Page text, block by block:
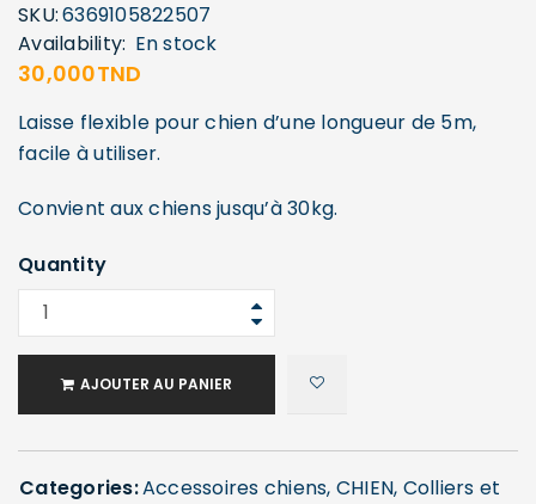
SKU:6369105822507
Availability: En stock
30,000TND
Laisse flexible pour chien d’une longueur de 5m,
facile à utiliser.
Convient aux chiens jusqu’à 30kg.
Quantity
AJOUTER AU PANIER
Categories:Accessoires chiens, CHIEN, Colliers et